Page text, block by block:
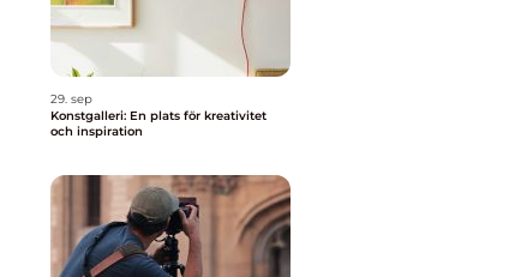
29. sep
Konstgalleri: En plats för kreativitet
och inspiration